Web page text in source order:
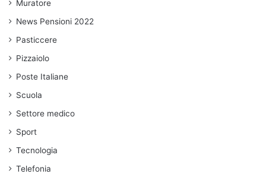
Muratore
News Pensioni 2022
Pasticcere
Pizzaiolo
Poste Italiane
Scuola
Settore medico
Sport
Tecnologia
Telefonia